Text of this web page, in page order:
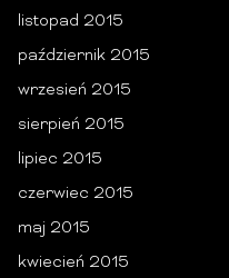
listopad 2015
październik 2015
wrzesień 2015
sierpień 2015
lipiec 2015
czerwiec 2015
maj 2015
kwiecień 2015